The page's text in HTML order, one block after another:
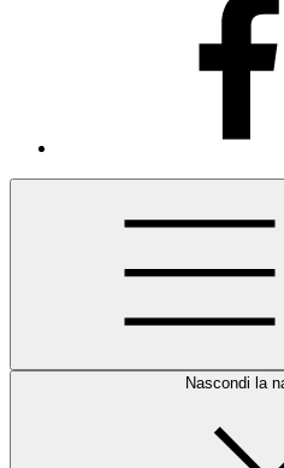
Nascondi la